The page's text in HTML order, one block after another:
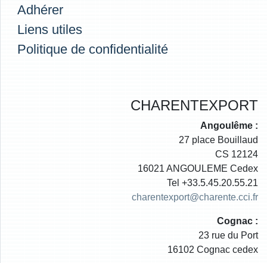
Adhérer
Liens utiles
Politique de confidentialité
CHARENTEXPORT
Angoulême :
27 place Bouillaud
CS 12124
16021 ANGOULEME Cedex
Tel +33.5.45.20.55.21
charentexport@charente.cci.fr
Cognac :
23 rue du Port
16102 Cognac cedex